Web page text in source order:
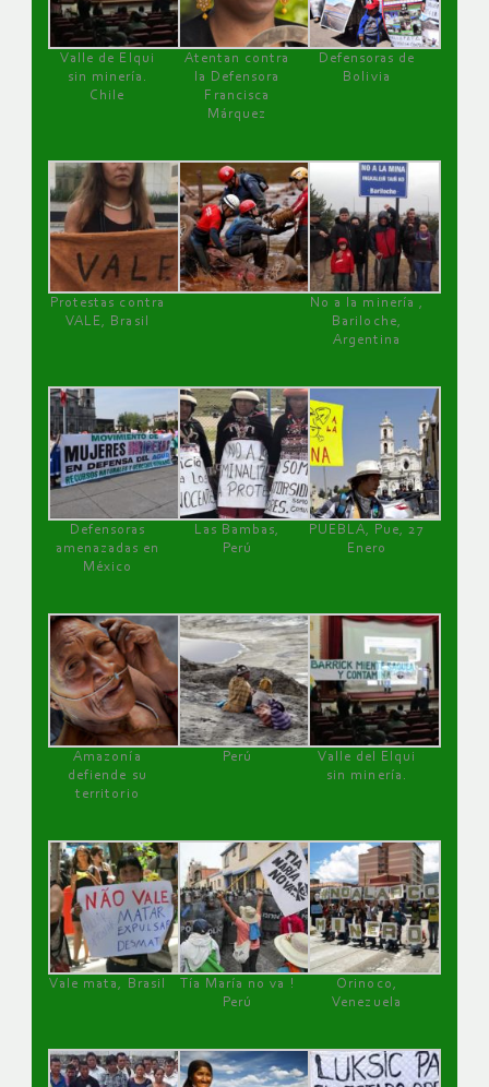
Valle de Elqui
sin minería.
Chile
Atentan contra
la Defensora
Francisca
Márquez
Defensoras de
Bolivia
Protestas contra
VALE, Brasil
No a la minería ,
Bariloche,
Argentina
Defensoras
amenazadas en
México
Las Bambas,
Perú
PUEBLA, Pue, 27
Enero
Amazonía
defiende su
territorio
Perú
Valle del Elqui
sin minería.
Vale mata, Brasil
Tía María no va !
Perú
Orinoco,
Venezuela